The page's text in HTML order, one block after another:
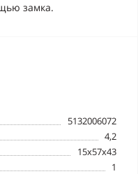
замка.
5132006072
4,2
15x57x43
1